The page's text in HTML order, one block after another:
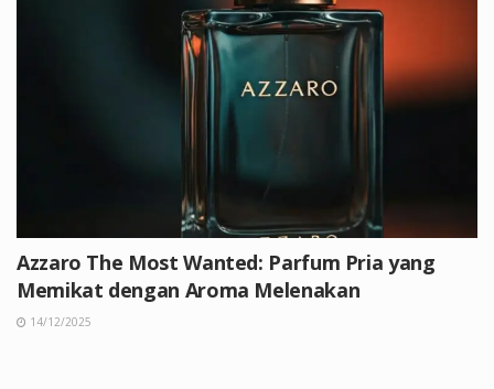
Azzaro The Most Wanted: Parfum Pria yang
Memikat dengan Aroma Melenakan
14/12/2025